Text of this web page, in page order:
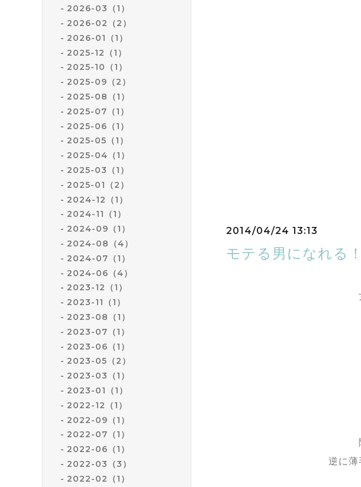
2026-03（1）
2026-02（2）
2026-01（1）
2025-12（1）
2025-10（1）
2025-09（2）
2025-08（1）
2025-07（1）
2025-06（1）
2025-05（1）
2025-04（1）
2025-03（1）
2025-01（2）
2024-12（1）
2024-11（1）
2024-09（1）
2024-08（4）
2024-07（1）
2024-06（4）
2023-12（1）
2023-11（1）
2023-08（1）
2023-07（1）
2023-06（1）
2023-05（2）
2023-03（1）
2023-01（1）
2022-12（1）
2022-09（1）
2022-07（1）
2022-06（1）
2022-03（3）
2022-02（1）
2014/04/24 13:13
モテる男になれる
逆に薄